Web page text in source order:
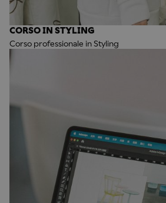
CORSO IN STYLING
Corso professionale in Styling